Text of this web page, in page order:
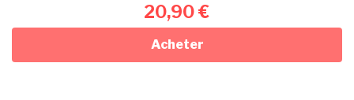
20,90€
Acheter